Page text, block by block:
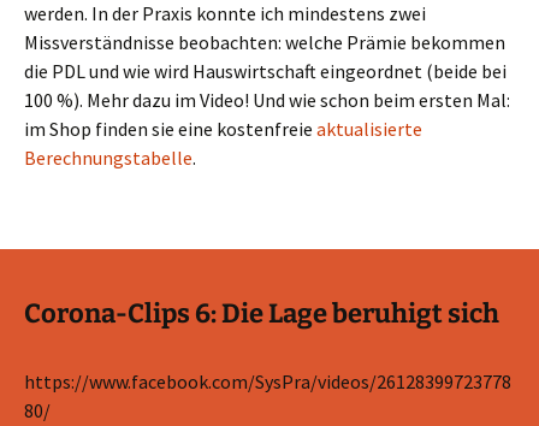
werden. In der Praxis konnte ich mindestens zwei
Missverständnisse beobachten: welche Prämie bekommen
die PDL und wie wird Hauswirtschaft eingeordnet (beide bei
100 %). Mehr dazu im Video! Und wie schon beim ersten Mal:
im Shop finden sie eine kostenfreie aktualisierte
Berechnungstabelle.
Corona-Clips 6: Die Lage beruhigt sich
https://www.facebook.com/SysPra/videos/26128399723778
80/